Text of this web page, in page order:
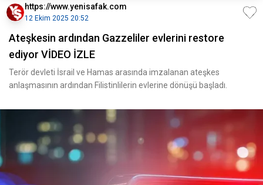
https://www.yenisafak.com
12 Ekim 2025 20:52
Ateşkesin ardından Gazzeliler evlerini restore
ediyor VİDEO İZLE
Terör devleti İsrail ve Hamas arasında imzalanan ateşkes
anlaşmasının ardından Filistinlilerin evlerine dönüşü başladı.